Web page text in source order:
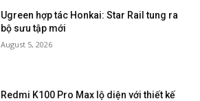
Ugreen hợp tác Honkai: Star Rail tung ra
bộ sưu tập mới
August 5, 2026
Redmi K100 Pro Max lộ diện với thiết kế